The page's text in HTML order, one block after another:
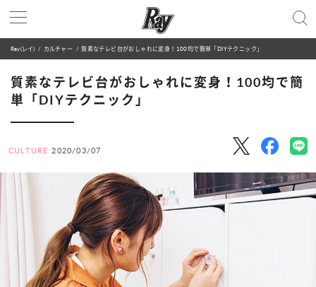
Ray(レイ) カルチャー 質素なテレビ台がおしゃれに変身！100均で簡単「DIYテクニック」
質素なテレビ台がおしゃれに変身！100均で簡
単「DIYテクニック」
CULTURE 2020/03/07